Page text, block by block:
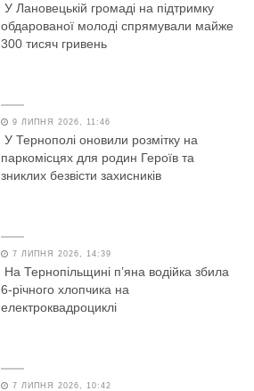
У Лановецькій громаді на підтримку
обдарованої молоді спрямували майже
300 тисяч гривень
9 ЛИПНЯ 2026, 11:46
У Тернополі оновили розмітку на
паркомісцях для родин Героїв та
зниклих безвісти захисників
7 ЛИПНЯ 2026, 14:39
На Тернопільщині п’яна водійка збила
6-річного хлопчика на
електроквадроциклі
7 ЛИПНЯ 2026, 10:42